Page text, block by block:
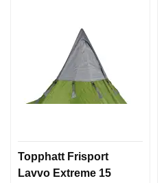
Topphatt Frisport
Lavvo Extreme 15